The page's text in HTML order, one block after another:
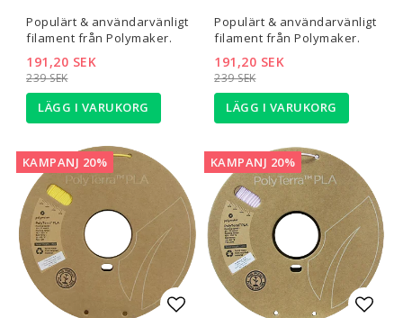
Populärt & användarvänligt
filament från Polymaker.
239 SEK
191,20 SEK
LÄGG I VARUKORG
Populärt & användarvänligt
filament från Polymaker.
239 SEK
191,20 SEK
LÄGG I VARUKORG
KAMPANJ 20% KAMPANJ 20%